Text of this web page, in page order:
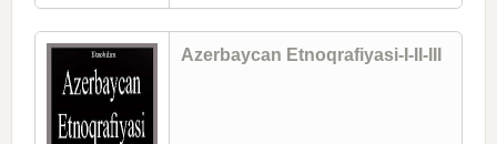
Azerbaycan Etnoqrafiyasi-I-II-III